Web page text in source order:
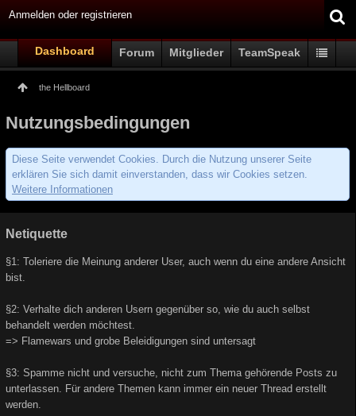
Anmelden oder registrieren
Dashboard Forum Mitglieder TeamSpeak
the Hellboard
Nutzungsbedingungen
Diese Seite verwendet Cookies. Durch die Nutzung unserer Seite
erklären Sie sich damit einverstanden, dass wir Cookies setzen.
Weitere Informationen
Netiquette
§1: Toleriere die Meinung anderer User, auch wenn du eine andere Ansicht
bist.
§2: Verhalte dich anderen Usern gegenüber so, wie du auch selbst
behandelt werden möchtest.
=> Flamewars und grobe Beleidigungen sind untersagt
§3: Spamme nicht und versuche, nicht zum Thema gehörende Posts zu
unterlassen. Für andere Themen kann immer ein neuer Thread erstellt
werden.